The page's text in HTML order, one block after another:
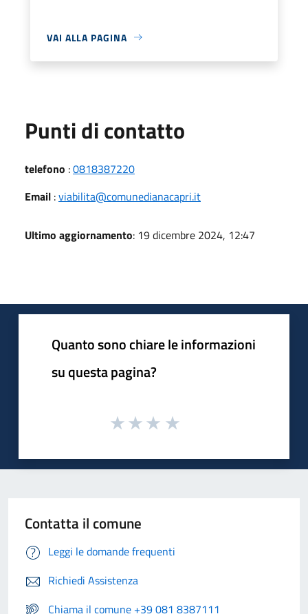
VAI ALLA PAGINA
Punti di contatto
telefono :0818387220
Email :viabilita@comunedianacapri.it
Ultimo aggiornamento: 19 dicembre 2024, 12:47
Quanto sono chiare le informazioni
su questa pagina?
Contatta il comune
Leggi le domande frequenti
Richiedi Assistenza
Chiama il comune +39 081 8387111